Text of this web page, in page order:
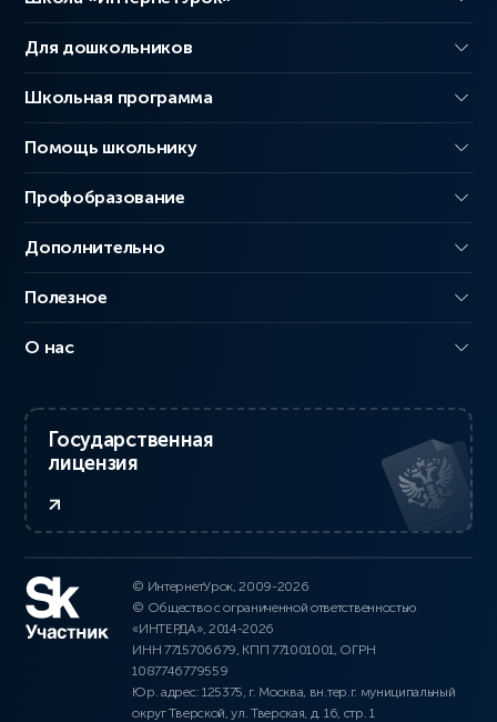
Для дошкольников
Школьная программа
Помощь школьнику
Профобразование
Дополнительно
Полезное
О нас
Государственная
лицензия
© ИнтернетУрок, 2009-2026
© Общество с ограниченной ответственностью
«ИНТЕРДА», 2014-2026
ИНН 7715706679, КПП 771001001, ОГРН
1087746779559
Юр. адрес: 125375, г. Москва, вн.тер.г. муниципальный
округ Тверской, ул. Тверская, д. 16, стр. 1